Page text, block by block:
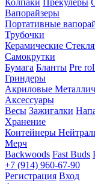
Колпаки Прекулеры
Вапорайзеры
Портативные
Трубочки
Керамические
Самокрутки
Бумага Бланты Pre
Гриндеры
Акриловые
Аксессуары
Весы Зажигалки
Хранение
Контейнеры
Мерч
Backwoods Fast Buds
+7 (914) 960-67-90
Регистрация Вход